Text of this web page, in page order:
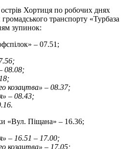
Хортиця по робочих днях
транспорту «Турбаза
зупинок:
– 07.51;
08.08;
козацтва» – 08.37;
– 08.43;
«Вул. Піщана» – 16.36;
– 16.51 – 17.00;
козацтва» – 17.05;